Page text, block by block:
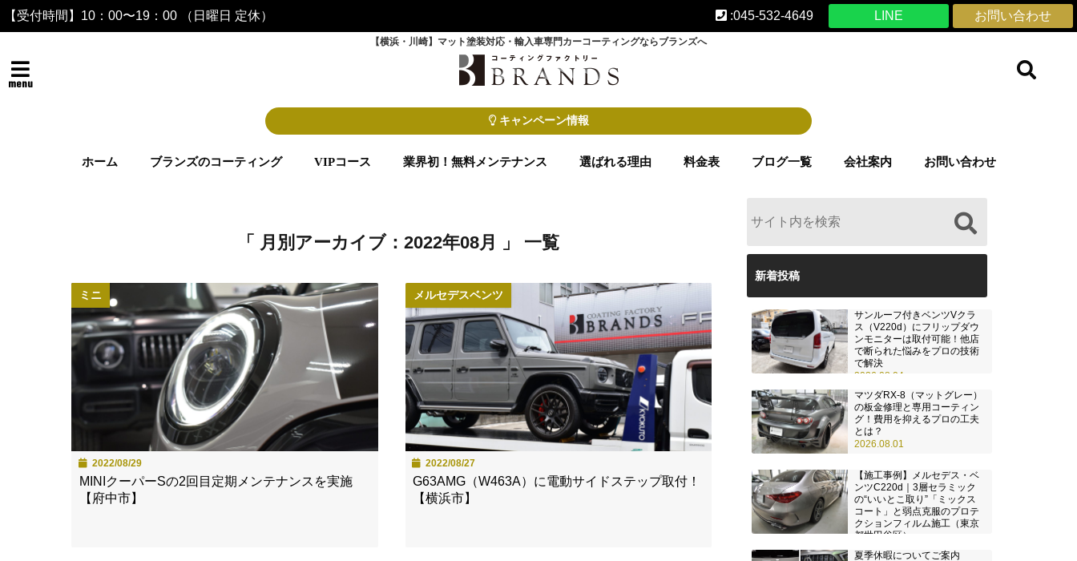
【受付時間】10：00〜19：00 （日曜日 定休） お問い合わせ
LINE
:045-532-4649
【横浜・川崎】マット塗装対応・輸入車専門カーコーティングならブランズへ
menu
キャンペーン情報
ホーム ブランズのコーティング VIPコース 業界初！無料メンテナンス 選ばれる理由 料金表 ブログ一覧 会社案内 お問い合わせ
「 月別アーカイブ：2022年08月 」 一覧
ミニ
2022/08/29
MINIクーパーSの2回目定期メンテナンスを実施
【府中市】
メルセデスベンツ
2022/08/27
G63AMG（W463A）に電動サイドステップ取付！
【横浜市】
新着投稿
サンルーフ付きベンツVクラ
ス（V220d）にフリップダウ
ンモニターは取付可能！他店
で断られた悩みをプロの技術
で解決
2026.08.04
マツダRX-8（マットグレー）
の板金修理と専用コーティン
グ！費用を抑えるプロの工夫
とは？
2026.08.01
【施工事例】メルセデス・ベ
ンツC220d｜3層セラミック
の“いいとこ取り”「ミックス
コート」と弱点克服のプロテ
クションフィルム施工（東京
都世田谷区）
夏季休暇についてご案内